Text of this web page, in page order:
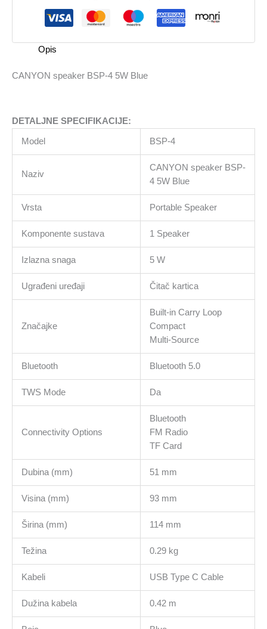
količina
Opis
CANYON speaker BSP-4 5W Blue
DETALJNE SPECIFIKACIJE:
Model BSP-4
Naziv
CANYON speaker BSP-
4 5W Blue
Vrsta Portable Speaker
Komponente sustava 1 Speaker
Izlazna snaga 5 W
Ugrađeni uređaji Čitač kartica
Značajke
Built-in Carry Loop
Compact
Multi-Source
Bluetooth Bluetooth 5.0
TWS Mode Da
Connectivity Options
Bluetooth
FM Radio
TF Card
Dubina (mm) 51 mm
Visina (mm) 93 mm
Širina (mm) 114 mm
Težina 0.29 kg
Kabeli USB Type C Cable
Dužina kabela 0.42 m